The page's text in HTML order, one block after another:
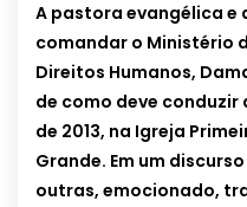
A pastora evangélica
comandar o Ministério
Direitos Humanos,
de como deve conduzir
de 2013, na Igreja
Grande. Em um
outras, emocionado,